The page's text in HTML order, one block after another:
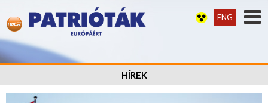
ENG
HÍREK